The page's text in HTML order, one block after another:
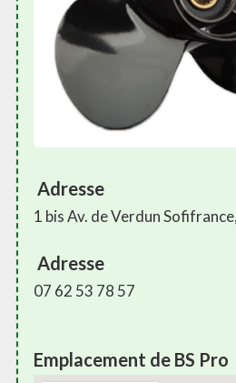
Adresse
1 bis Av. de Verdun
Adresse
07 62 53 78 57
Emplacement de BS Pro